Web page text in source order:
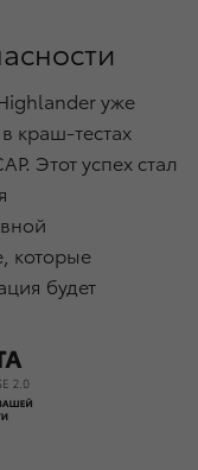
уже
краш-тестах
Этот успех стал
которые
будет